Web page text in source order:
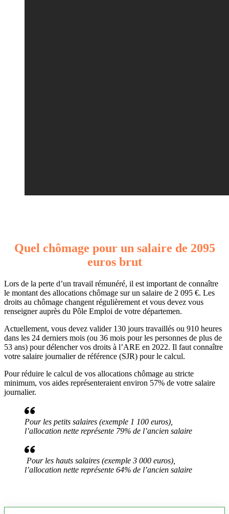
Quel chômage pour un salaire de 2095
euros brut
Lors de la perte d’un travail rémunéré, il est important de connaître
le montant des allocations chômage sur un salaire de 2 095 €. Les
droits au chômage changent régulièrement et vous devez vous
renseigner auprès du Pôle Emploi de votre départemen.
Actuellement, vous devez valider 130 jours travaillés ou 910 heures
dans les 24 derniers mois (ou 36 mois pour les personnes de plus de
53 ans) pour délencher vos droits à l’ARE en 2022. Il faut connaître
votre salaire journalier de référence (SJR) pour le calcul.
Pour réduire le calcul de vos allocations chômage au stricte
minimum, vos aides représenteraient environ 57% de votre salaire
journalier.
Pour les petits salaires (exemple 1 100 euros),
l’allocation nette représente 79% de l’ancien salaire
Pour les hauts salaires (exemple 3 000 euros),
l’allocation nette représente 64% de l’ancien salaire